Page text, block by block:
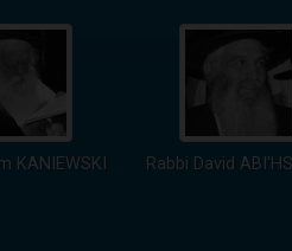
KANIEWSKI Rabbi David